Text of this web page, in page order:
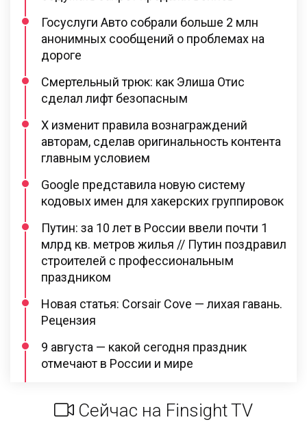
Госуслуги Авто собрали больше 2 млн
анонимных сообщений о проблемах на
дороге
Смертельный трюк: как Элиша Отис
сделал лифт безопасным
X изменит правила вознаграждений
авторам, сделав оригинальность контента
главным условием
Google представила новую систему
кодовых имен для хакерских группировок
Путин: за 10 лет в России ввели почти 1
млрд кв. метров жилья // Путин поздравил
строителей с профессиональным
праздником
Новая статья: Corsair Cove — лихая гавань.
Рецензия
9 августа — какой сегодня праздник
отмечают в России и мире
Сейчас на Finsight TV